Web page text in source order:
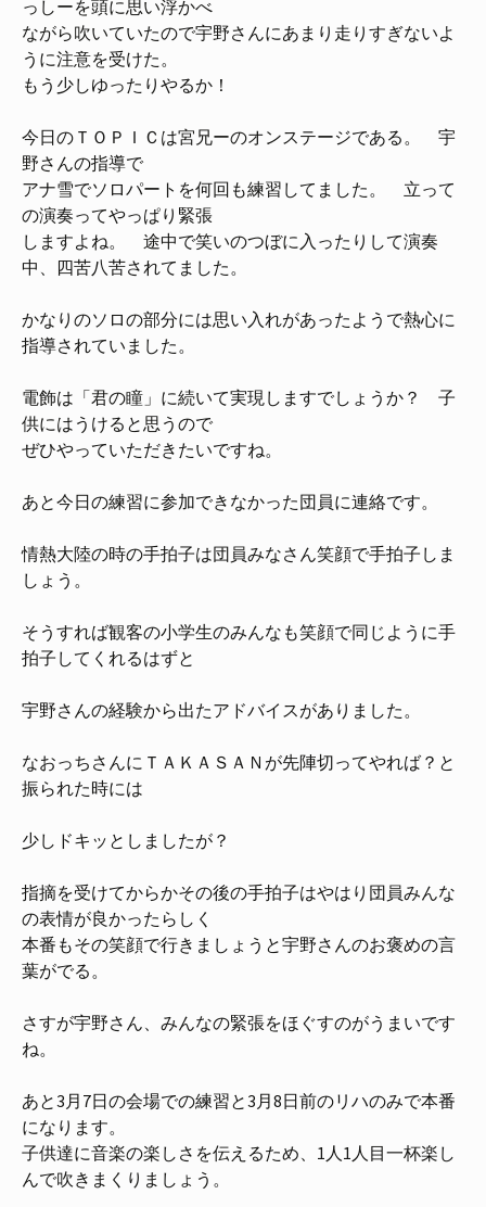
っしーを頭に思い浮かべ
ながら吹いていたので宇野さんにあまり走りすぎないよ
うに注意を受けた。
もう少しゆったりやるか！
今日のＴＯＰＩＣは宮兄ーのオンステージである。 宇
野さんの指導で
アナ雪でソロパートを何回も練習してました。 立って
の演奏ってやっぱり緊張
しますよね。 途中で笑いのつぼに入ったりして演奏
中、四苦八苦されてました。
かなりのソロの部分には思い入れがあったようで熱心に
指導されていました。
電飾は「君の瞳」に続いて実現しますでしょうか？ 子
供にはうけると思うので
ぜひやっていただきたいですね。
あと今日の練習に参加できなかった団員に連絡です。
情熱大陸の時の手拍子は団員みなさん笑顔で手拍子しま
しょう。
そうすれば観客の小学生のみんなも笑顔で同じように手
拍子してくれるはずと
宇野さんの経験から出たアドバイスがありました。
なおっちさんにＴＡＫＡＳＡＮが先陣切ってやれば？と
振られた時には
少しドキッとしましたが？
指摘を受けてからかその後の手拍子はやはり団員みんな
の表情が良かったらしく
本番もその笑顔で行きましょうと宇野さんのお褒めの言
葉がでる。
さすが宇野さん、みんなの緊張をほぐすのがうまいです
ね。
あと3月7日の会場での練習と3月8日前のリハのみで本番
になります。
子供達に音楽の楽しさを伝えるため、1人1人目一杯楽し
んで吹きまくりましょう。